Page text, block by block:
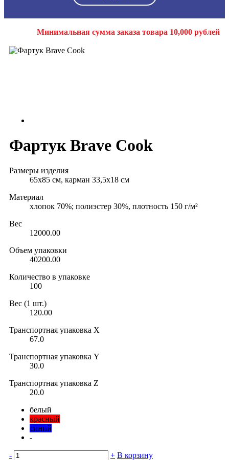
Минимальная сумма заказа товара 10,000 рублей
Фартук Brave Cook
Размеры изделия
65х85 см, карман 33,5х18 см
Материал
хлопок 70%; полиэстер 30%, плотность 150 г/м²
Вес
12000.00
Объем упаковки
40200.00
Количество в упаковке
100
Вес (1 шт.)
120.00
Транспортная упаковка X
67.0
Транспортная упаковка Y
30.0
Транспортная упаковка Z
20.0
белый
красный
синий
-
- + В корзину